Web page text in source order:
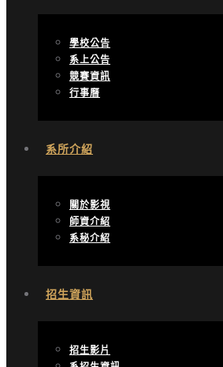
學校公告
系上公告
競賽資訊
行事曆
系所介紹
關於影視
師資介紹
系秘介紹
招生資訊
招生影片